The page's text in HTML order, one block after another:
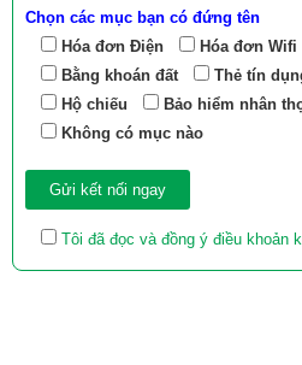
Chọn các mục bạn có đứng tên
Hóa đơn Điện
Hóa đơn Wifi
Bằng khoán đất
Thẻ tín
Hộ chiếu
Bảo hiểm nhân
Không có mục nào
Tôi đã đọc và đồng ý điều khoản